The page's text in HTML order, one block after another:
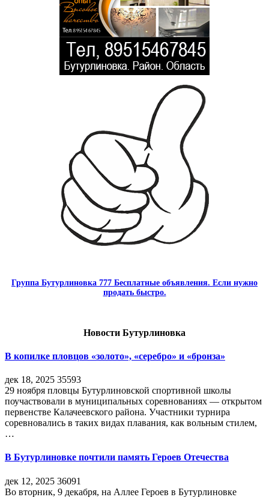
Группа Бутурлиновка 777 Бесплатные объявления. Если нужно
продать быстро.
Новости Бутурлиновка
В копилке пловцов «золото», «серебро» и «бронза»
дек 18, 2025 35593
29 ноября пловцы Бутурлиновской спортивной школы
поучаствовали в муниципальных соревнованиях — открытом
первенстве Калачеевского района. Участники турнира
соревновались в таких видах плавания, как вольным стилем,
…
В Бутурлиновке почтили память Героев Отечества
дек 12, 2025 36091
Во вторник, 9 декабря, на Аллее Героев в Бутурлиновке